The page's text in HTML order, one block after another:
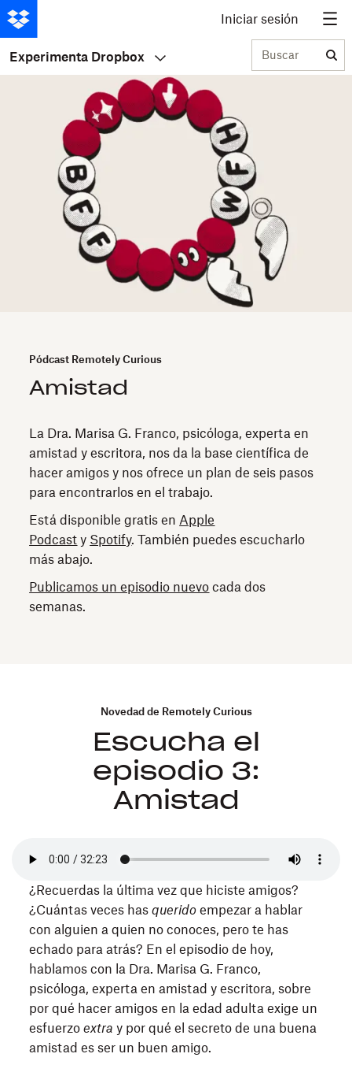
Iniciar sesión
Experimenta Dropbox Buscar
Pódcast Remotely Curious
Amistad
La Dra. Marisa G. Franco, psicóloga, experta en
amistad y escritora, nos da la base científica de
hacer amigos y nos ofrece un plan de seis pasos
para encontrarlos en el trabajo.
Está disponible gratis enApple
Podcast y Spotify. También puedes escucharlo
más abajo.
Publicamos un episodio nuevo cada dos
semanas.
Novedad de Remotely Curious
Escucha el
episodio 3:
Amistad
¿Recuerdas la última vez que hiciste amigos?
¿Cuántas veces hasquerido empezar a hablar
con alguien a quien no conoces, pero te has
echado para atrás? En el episodio de hoy,
hablamos con la Dra. Marisa G. Franco,
psicóloga, experta en amistad y escritora, sobre
por qué hacer amigos en la edad adulta exige un
esfuerzoextra y por qué el secreto de una buena
amistad es ser un buen amigo.